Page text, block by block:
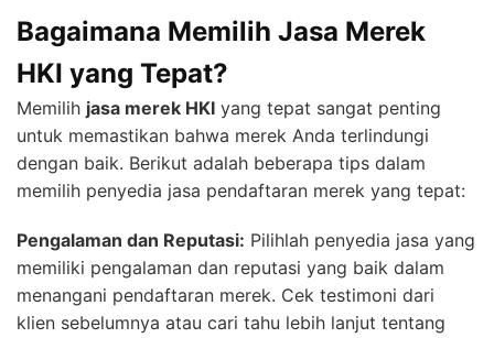
Bagaimana Memilih Jasa Merek
HKI yang Tepat?
Memilih jasa merek HKI yang tepat sangat penting
untuk memastikan bahwa merek Anda terlindungi
dengan baik. Berikut adalah beberapa tips dalam
memilih penyedia jasa pendaftaran merek yang tepat:
Pengalaman dan Reputasi: Pilihlah penyedia jasa yang
memiliki pengalaman dan reputasi yang baik dalam
menangani pendaftaran merek. Cek testimoni dari
klien sebelumnya atau cari tahu lebih lanjut tentang